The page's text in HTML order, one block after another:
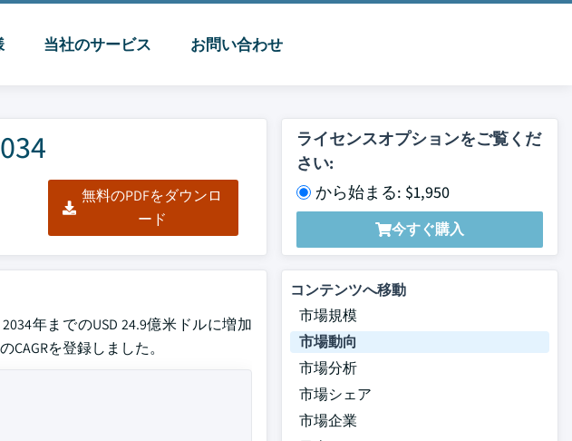
当社のサービス お問い合わせ
無料のPDFをダウンロ
ード
ライセンスオプションをご覧くだ
さい:
から始まる: $1,950
今すぐ購入
年までのUSD 24.9億米ドルに増加
を登録しました。
コンテンツへ移動
市場規模
市場動向
市場分析
市場シェア
市場企業